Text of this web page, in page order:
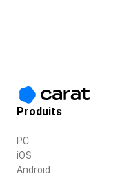
Produits
PC
iOS
Android